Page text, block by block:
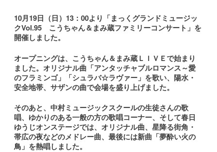
10月19日（日）13：00より「まっくグランドミュージッ
クVol.95 こうちゃん＆まみ蔵ファミリーコンサート」 を
開催しました。
オープニングは、こうちゃん＆まみ蔵ＬＩＶＥで始まり
ました。オリジナル曲「アンタッチャブルロマンス～愛
のフラミンゴ」「シュラバ☆ラヴァー」を歌い、陽水・
安全地帯、サザンの曲で会場を盛り上げました。
そのあと、中村ミュージックスクールの生徒さんの歌
唱、ゆかりのある一般の方の歌唱コーナー、そして春日
ゆうじオンステージでは、オリジナル曲、星降る街角・
帯広の夜などのメドレー曲、最後には新曲「夢酔い火の
鳥」を熱唱しました。